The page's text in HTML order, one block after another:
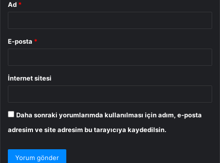
Ad *
E-posta *
İnternet sitesi
Daha sonraki yorumlarımda kullanılması için adım, e-posta
adresim ve site adresim bu tarayıcıya kaydedilsin.